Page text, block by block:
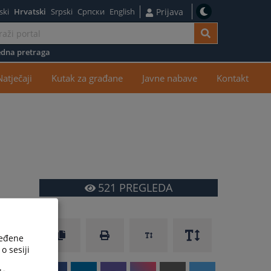
Hrvatski Srpski Српски English Prijava
pretraga
Kutak za građane Javne nabave Kontakt
521 PREGLEDA
sesiji